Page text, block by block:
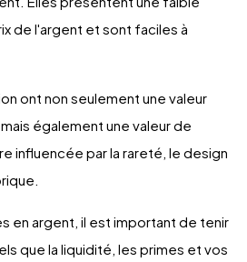
de l'argent et sont faciles à
ont non seulement une valeur
également une valeur de
influencée par la rareté, le design
en argent, il est important de tenir
que la liquidité, les primes et vos